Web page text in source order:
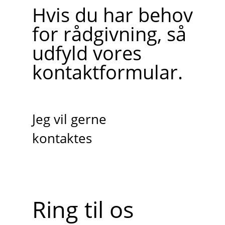
Hvis du har behov
for rådgivning, så
udfyld vores
kontaktformular.
Jeg vil gerne
kontaktes
Ring til os